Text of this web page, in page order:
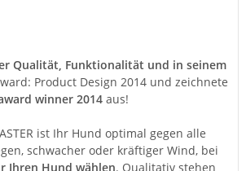
Qualität, Funktionalität und in seinem
Product Design 2014 und zeichnete
winner 2014 aus!
ist Ihr Hund optimal gegen alle
schwacher oder kräftiger Wind, bei
Ihren Hund wählen. Qualitativ stehen